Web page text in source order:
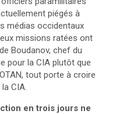
piégés à
médias occidentaux
missions ratées ont
Boudanov, chef du
pour la CIA plutôt que
tout porte à croire
la CIA.
en trois jours ne